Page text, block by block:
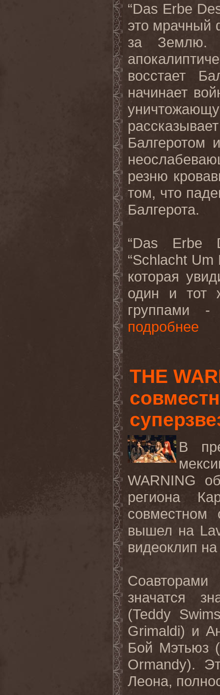
“Das Erbe
это мрачный
за Землю.
восстает
начинает
Балгеротом
резню
том, что
Балгерота.
“Das Erbe
“Schlacht Um
которая
один и тот
группами
подробнее
THE
В
WARNING
региона
вышел на
видеоклип
значатся
(Teddy
Grimaldi) и
Бой Мэтьюз
Ormandy).
Леона,